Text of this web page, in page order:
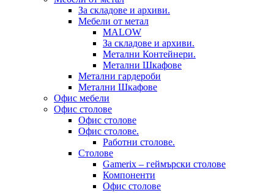
За складове и архиви.
Мебели от метал
MALOW
За складове и архиви.
Метални Контейнери.
Метални Шкафове
Метални гардероби
Метални Шкафове
Офис мебели
Офис столове
Офис столове
Офис столове.
Работни столове.
Столове
Gamerix – геймърски столове
Компоненти
Офис столове